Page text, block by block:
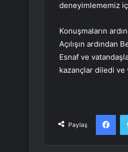
deneyimlememiz
Konuşmaların
Açılışın ardından
Esnaf ve
kazançlar diledi ve
Paylaş